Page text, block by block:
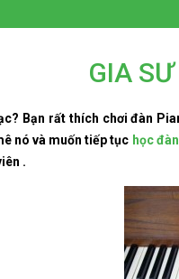
GIA
Bạn rất thích chơi đàn
nó và muốn tiếp tục học
.